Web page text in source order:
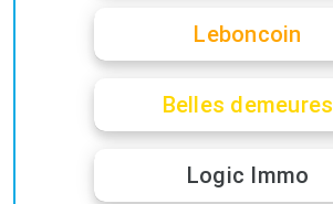
Leboncoin
Belles demeures
Logic Immo